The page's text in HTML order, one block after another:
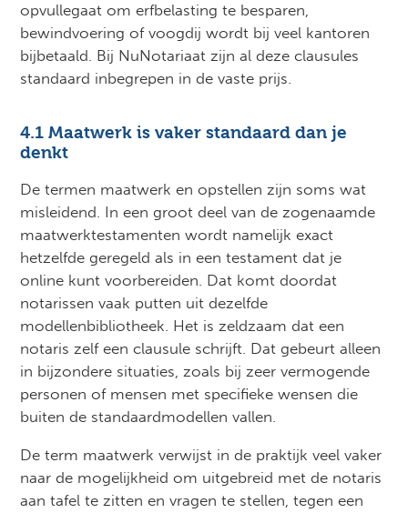
opvullegaat om erfbelasting te besparen,
bewindvoering of voogdij wordt bij veel kantoren
bijbetaald. Bij NuNotariaat zijn al deze clausules
standaard inbegrepen in de vaste prijs.
4.1 Maatwerk is vaker standaard dan je
denkt
De termen maatwerk en opstellen zijn soms wat
misleidend. In een groot deel van de zogenaamde
maatwerktestamenten wordt namelijk exact
hetzelfde geregeld als in een testament dat je
online kunt voorbereiden. Dat komt doordat
notarissen vaak putten uit dezelfde
modellenbibliotheek. Het is zeldzaam dat een
notaris zelf een clausule schrijft. Dat gebeurt alleen
in bijzondere situaties, zoals bij zeer vermogende
personen of mensen met specifieke wensen die
buiten de standaardmodellen vallen.
De term maatwerk verwijst in de praktijk veel vaker
naar de mogelijkheid om uitgebreid met de notaris
aan tafel te zitten en vragen te stellen, tegen een